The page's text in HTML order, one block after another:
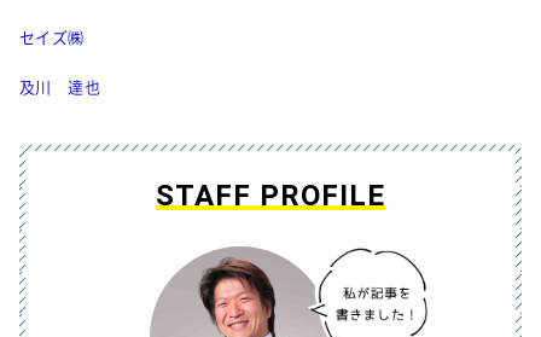
セイズ㈱
及川 達也
STAFF PROFILE